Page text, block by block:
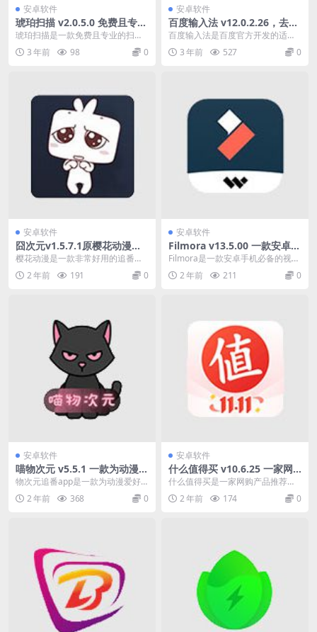
安卓软件
琥珀扫描 v2.0.5.0 免费且专业
的扫描工具，文字识别，证
件、文档清晰还原
琥珀扫描是一款免费且专业的扫描
工具，随时随地帮你扫描各类文
件，可以快速拍照读取文...
3 年前 98 0
安卓软件
百度输入法 v12.0.2.26，去广
告，解锁高级版
百度输入法是百度官方开发的适用
于Android平台的输入法，支持拼
音，笔画输入，...
3 年前 527 0
安卓软件
囧次元v1.5.7.1原樱花动漫，
好用的追番神器，去广告纯净
版
樱花动漫是一款非常好用的追番神
器，给大家分享的版本已经去除广
告，新版本好像不是很...
2 年前 191 0
安卓软件
Filmora v13.5.00 一款安卓手
机必备的视频编辑神器
Filmora是一款安卓手机必备的视频
编辑神器，在这上面可以快速制作
短视频，简单...
2 年前 211 0
安卓软件
喵物次元 v5.5.1 一款为动漫爱
好者设计的app 去广告版
物次元追番app是一款为动漫爱好
者设计的app，用户可以找到大量
的日本动画资源，...
2 年前 368 0
安卓软件
什么值得买 v10.6.25 一家网
购产品推荐网站
什么值得买是一家网购产品推荐网
站，同时也是一个集媒体、导购、
社区和工具属性于一体...
2 年前 174 0